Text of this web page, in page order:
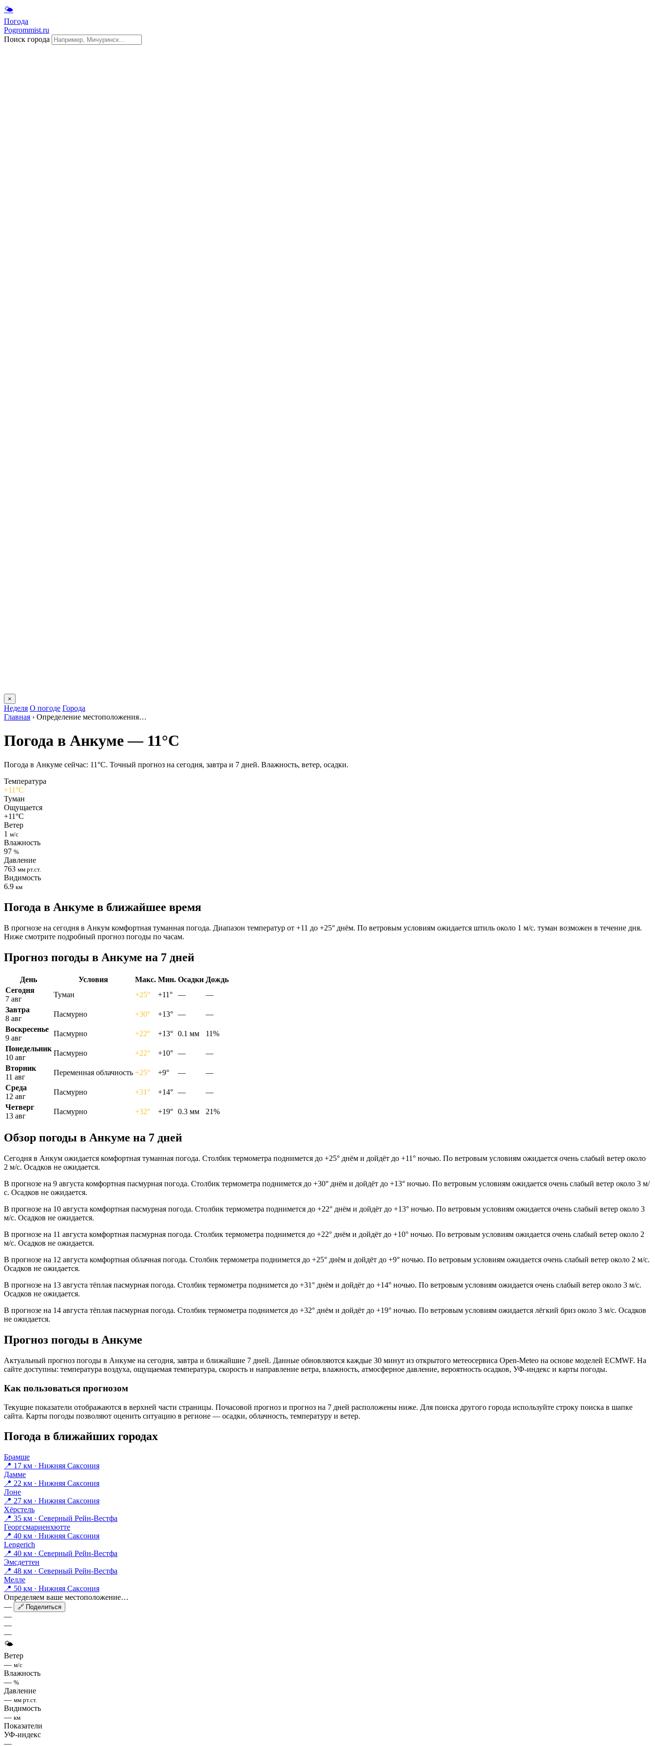
🌤
Погода
Pogrommist.ru
Поиск города
×
Неделя О погоде Города
Главная › Определение местоположения…
Погода в Анкуме — 11°C
Погода в Анкуме сейчас: 11°C. Точный прогноз на сегодня, завтра и 7 дней. Влажность, ветер, осадки.
Температура
+11°C
Туман
Ощущается
+11°C
Ветер
1 м/с
Влажность
97 %
Давление
763 мм рт.ст.
Видимость
6.9 км
Погода в Анкуме в ближайшее время
В прогнозе на сегодня в Анкум комфортная туманная погода. Диапазон температур от +11 до +25° днём. По ветровым условиям ожидается штиль около 1 м/с. туман возможен в течение дня.
Ниже смотрите подробный прогноз погоды по часам.
Прогноз погоды в Анкуме на 7 дней
День Условия Макс. Мин. Осадки Дождь
Сегодня
7 авг
Туман +25° +11° —
—
Завтра
8 авг
Пасмурно +30° +13° —
—
Воскресенье
9 авг
Пасмурно +22° +13° 0.1 мм
11%
Понедельник
10 авг
Пасмурно +22° +10° —
—
Вторник
11 авг
Переменная облачность +25° +9° —
—
Среда
12 авг
Пасмурно +31° +14° —
—
Четверг
13 авг
Пасмурно +32° +19° 0.3 мм 21%
Обзор погоды в Анкуме на 7 дней
Сегодня в Анкум ожидается комфортная туманная погода. Столбик термометра поднимется до +25° днём и дойдёт до +11° ночью. По ветровым условиям ожидается очень слабый ветер около
2 м/с. Осадков не ожидается.
В прогнозе на 9 августа комфортная пасмурная погода. Столбик термометра поднимется до +30° днём и дойдёт до +13° ночью. По ветровым условиям ожидается очень слабый ветер около 3 м/
с. Осадков не ожидается.
В прогнозе на 10 августа комфортная пасмурная погода. Столбик термометра поднимется до +22° днём и дойдёт до +13° ночью. По ветровым условиям ожидается очень слабый ветер около 3
м/с. Осадков не ожидается.
В прогнозе на 11 августа комфортная пасмурная погода. Столбик термометра поднимется до +22° днём и дойдёт до +10° ночью. По ветровым условиям ожидается очень слабый ветер около 2
м/с. Осадков не ожидается.
В прогнозе на 12 августа комфортная облачная погода. Столбик термометра поднимется до +25° днём и дойдёт до +9° ночью. По ветровым условиям ожидается очень слабый ветер около 2 м/с.
Осадков не ожидается.
В прогнозе на 13 августа тёплая пасмурная погода. Столбик термометра поднимется до +31° днём и дойдёт до +14° ночью. По ветровым условиям ожидается очень слабый ветер около 3 м/с.
Осадков не ожидается.
В прогнозе на 14 августа тёплая пасмурная погода. Столбик термометра поднимется до +32° днём и дойдёт до +19° ночью. По ветровым условиям ожидается лёгкий бриз около 3 м/с. Осадков
не ожидается.
Прогноз погоды в Анкуме
Актуальный прогноз погоды в Анкуме на сегодня, завтра и ближайшие 7 дней. Данные обновляются каждые 30 минут из открытого метеосервиса Open-Meteo на основе моделей ECMWF. На
сайте доступны: температура воздуха, ощущаемая температура, скорость и направление ветра, влажность, атмосферное давление, вероятность осадков, УФ-индекс и карты погоды.
Как пользоваться прогнозом
Текущие показатели отображаются в верхней части страницы. Почасовой прогноз и прогноз на 7 дней расположены ниже. Для поиска другого города используйте строку поиска в шапке
сайта. Карты погоды позволяют оценить ситуацию в регионе — осадки, облачность, температуру и ветер.
Погода в ближайших городах
Брамше
📍 17 км · Нижняя Саксония
Дамме
📍 22 км · Нижняя Саксония
Лоне
📍 27 км · Нижняя Саксония
Хёрстель
📍 35 км · Северный Рейн-Вестфа
Георгсмариенхютте
📍 40 км · Нижняя Саксония
Lengerich
📍 40 км · Северный Рейн-Вестфа
Эмсдеттен
📍 48 км · Северный Рейн-Вестфа
Мелле
📍 50 км · Нижняя Саксония
Определяем ваше местоположение…
—
🔗 Поделиться
—
—
—
🌤
Ветер
— м/с
Влажность
— %
Давление
— мм рт.ст.
Видимость
— км
Показатели
УФ-индекс
—